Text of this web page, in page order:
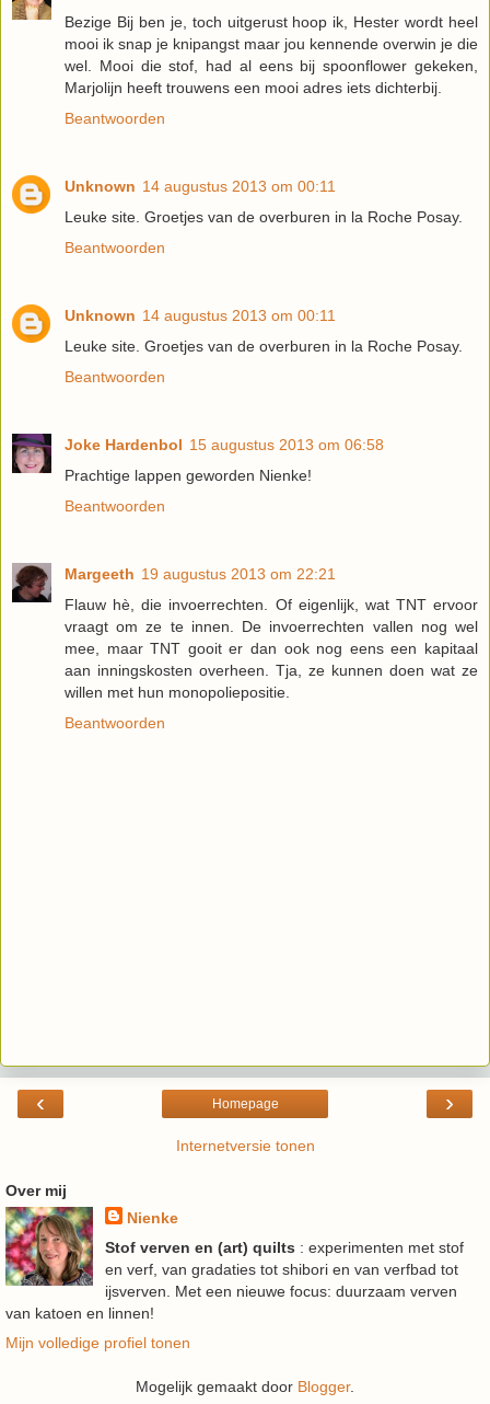
Bezige Bij ben je, toch uitgerust hoop ik, Hester wordt heel
mooi ik snap je knipangst maar jou kennende overwin je die
wel. Mooi die stof, had al eens bij spoonflower gekeken,
Marjolijn heeft trouwens een mooi adres iets dichterbij.
Beantwoorden
Unknown 14 augustus 2013 om 00:11
Leuke site. Groetjes van de overburen in la Roche Posay.
Beantwoorden
Unknown 14 augustus 2013 om 00:11
Leuke site. Groetjes van de overburen in la Roche Posay.
Beantwoorden
Joke Hardenbol 15 augustus 2013 om 06:58
Prachtige lappen geworden Nienke!
Beantwoorden
Margeeth 19 augustus 2013 om 22:21
Flauw hè, die invoerrechten. Of eigenlijk, wat TNT ervoor
vraagt om ze te innen. De invoerrechten vallen nog wel
mee, maar TNT gooit er dan ook nog eens een kapitaal
aan inningskosten overheen. Tja, ze kunnen doen wat ze
willen met hun monopoliepositie.
Beantwoorden
‹ ›
Homepage
Internetversie tonen
Over mij
Nienke
Stof verven en (art) quilts : experimenten met stof
en verf, van gradaties tot shibori en van verfbad tot
ijsverven. Met een nieuwe focus: duurzaam verven
van katoen en linnen!
Mijn volledige profiel tonen
Mogelijk gemaakt door Blogger.